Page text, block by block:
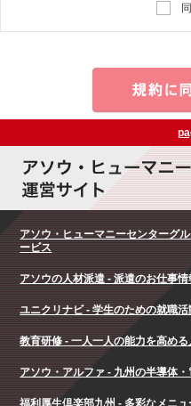
アソウ・ヒューマニーセンターグ
ービス
アソウの人材派遣 - 派遣のお仕事情
ユニクリナビ - 学生のための就職活
教育研修 - 一人一人の能力を高め
アソウ・アルファ - 九州の半導体
福利厚生倶楽部九州 - 多彩なメニ